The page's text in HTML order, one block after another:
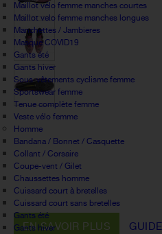
Maillot vélo femme manches courtes
Maillot velo femme manches longues
Manchettes / Jambieres
Masque COVID19
Gants été
Gants hiver
Sous-vêtements cyclisme femme
Sportswear femme
Tenue complète femme
Veste vélo femme
Homme
Bandana / Bonnet / Casquette
Collant / Corsaire
Coupe-vent / Gilet
Chaussettes homme
Cuissard court à bretelles
Cuissard court sans bretelles
Gants été
Gants hiver
EN SAVOIR PLUS